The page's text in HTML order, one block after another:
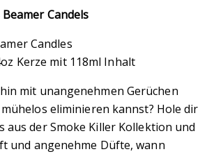
Candels
Candles
Kerze mit 118ml Inhalt
mit unangenehmen Gerüchen
eliminieren kannst? Hole dir
aus der Smoke Killer Kollektion und
und angenehme Düfte, wann